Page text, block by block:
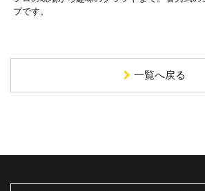
プです。
一覧へ戻る